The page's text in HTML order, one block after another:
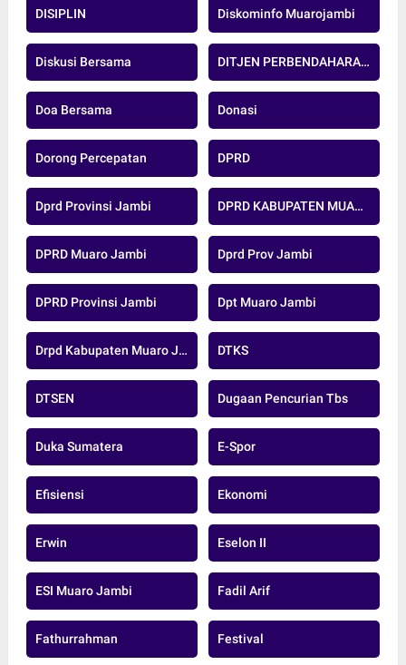
DISIPLIN Diskominfo Muarojambi
Diskusi Bersama DITJEN PERBENDAHARAAN
Doa Bersama Donasi
Dorong Percepatan DPRD
Dprd Provinsi Jambi DPRD KABUPATEN MUARO JAMBI
DPRD Muaro Jambi Dprd Prov Jambi
DPRD Provinsi Jambi Dpt Muaro Jambi
Drpd Kabupaten Muaro Jambi DTKS
DTSEN Dugaan Pencurian Tbs
Duka Sumatera E-Spor
Efisiensi Ekonomi
Erwin Eselon II
ESI Muaro Jambi Fadil Arif
Fathurrahman Festival